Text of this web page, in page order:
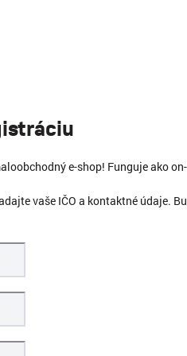
e-shop! Funguje ako
vaše IČO a kontaktné údaje.